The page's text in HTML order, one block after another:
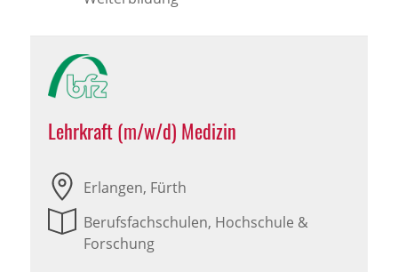
Lehrkraft (m/w/d) Medizin
Erlangen, Fürth
Berufsfachschulen, Hochschule &
Forschung